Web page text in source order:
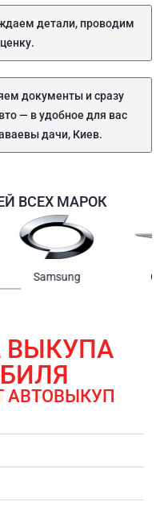
детали, проводим
документы и сразу
— в удобное для вас
дачи, Киев.
ВСЕХ МАРОК
ВЫКУПА
АВТОВЫКУП